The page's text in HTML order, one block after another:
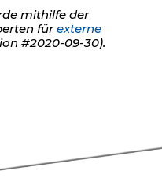
mithilfe der
fürexterne
#2020-09-30).